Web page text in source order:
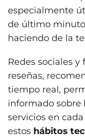
especialmente
de último
haciendo de la
Redes sociales
reseñas,
tiempo real,
informado sobre
servicios en
estos hábitos